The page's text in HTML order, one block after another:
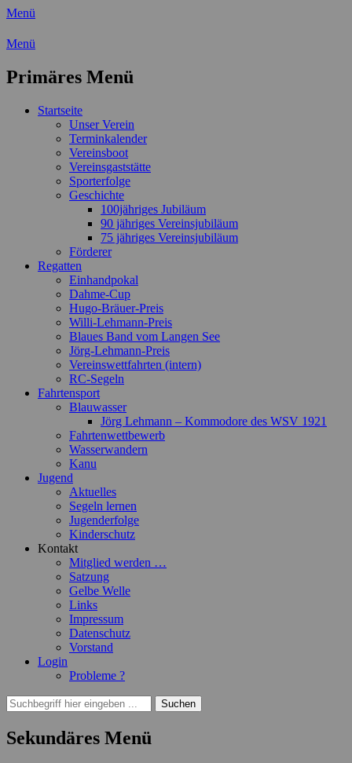
Menü
Wassersport-Verein 1921 e.V.
Freizeit mit der ganzen Familie
Menü
Primäres Menü
Zum
Startseite
Unser Verein
Terminkalender
Vereinsboot
Vereinsgaststätte
Sporterfolge
Geschichte
100jähriges Jubiläum
90 jähriges Vereinsjubiläum
75 jähriges Vereinsjubiläum
Förderer
Regatten
Einhandpokal
Dahme-Cup
Hugo-Bräuer-Preis
Willi-Lehmann-Preis
Blaues Band vom Langen See
Jörg-Lehmann-Preis
Vereinswettfahrten (intern)
RC-Segeln
Fahrtensport
Blauwasser
Jörg Lehmann – Kommodore des WSV 1921
Fahrtenwettbewerb
Wasserwandern
Kanu
Jugend
Aktuelles
Segeln lernen
Jugenderfolge
Kinderschutz
Kontakt
Mitglied werden …
Satzung
Gelbe Welle
Links
Impressum
Datenschutz
Vorstand
Login
Probleme ?
Suchen
Suchen
nach:
Sekundäres Menü